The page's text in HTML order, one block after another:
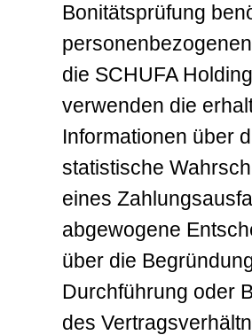
Bonitätsprüfung
die SCHUFA
verwenden die
Informationen über
statistische
eines
abgewogene
über die
Durchführung oder
des